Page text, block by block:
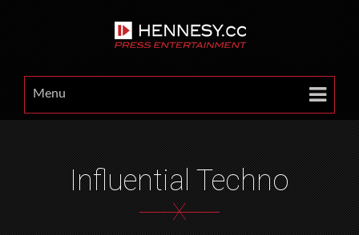
Menu
Influential Techno
X